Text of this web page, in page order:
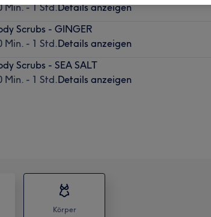
Min. - 1 Std.Details anzeigen
Scrubs - GINGER
Min. - 1 Std.Details anzeigen
Scrubs - SEA SALT
Min. - 1 Std.Details anzeigen
Körper